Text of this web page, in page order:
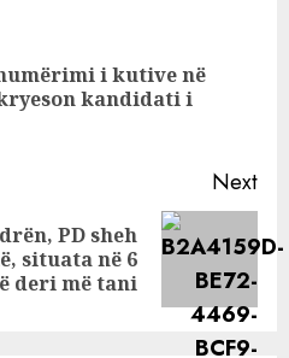
i kutive në
kandidati i
Next
PD sheh
situata në 6
deri më tani